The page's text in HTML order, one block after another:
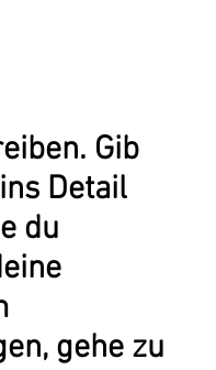
Gib
Detail
du
gehe zu